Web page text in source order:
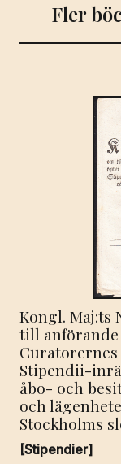
Fler
Kongl. Maj:ts
till anförande
Stipendii-
åbo- och
och
Stockholms
[Stipendier]